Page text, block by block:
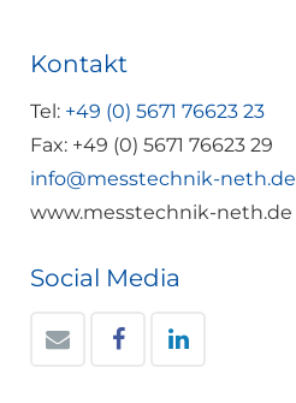
Kontakt
Tel: +49 (0) 5671 76623 23
Fax: +49 (0) 5671 76623 29
info@messtechnik-neth.de
www.messtechnik-neth.de
Social Media